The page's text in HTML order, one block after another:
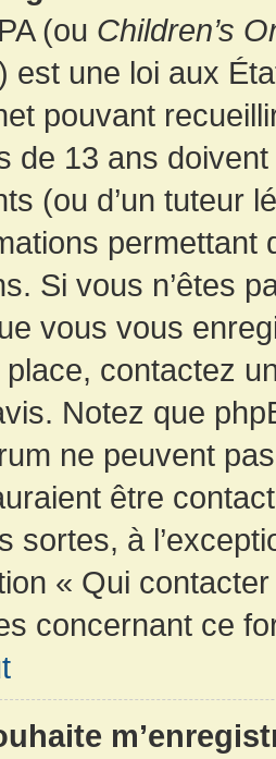
(ou Children’s
est une loi aux
pouvant
de 13 ans
(ou d’un tuteur
permettant
Si vous n’êtes
vous vous
contactez
Notez que
ne peuvent
être
sortes, à
« Qui
concernant ce